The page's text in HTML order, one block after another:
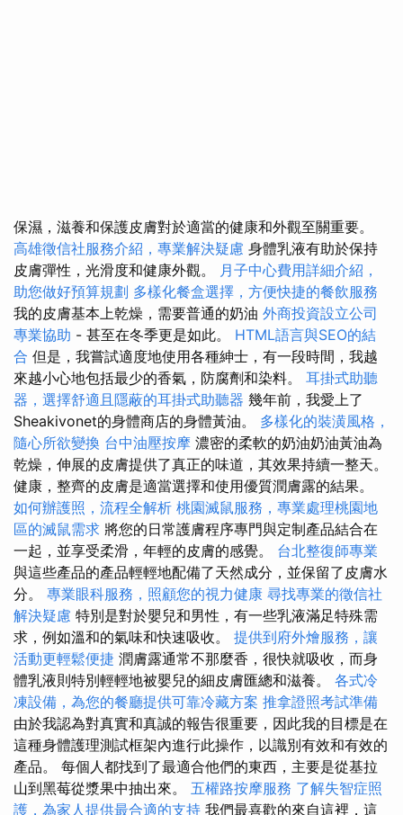
保濕，滋養和保護皮膚對於適當的健康和外觀至關重要。
高雄徵信社服務介紹，專業解決疑慮 身體乳液有助於保持
皮膚彈性，光滑度和健康外觀。 月子中心費用詳細介紹，
助您做好預算規劃 多樣化餐盒選擇，方便快捷的餐飲服務
我的皮膚基本上乾燥，需要普通的奶油 外商投資設立公司
專業協助 - 甚至在冬季更是如此。 HTML語言與SEO的結
合 但是，我嘗試適度地使用各種紳士，有一段時間，我越
來越小心地包括最少的香氣，防腐劑和染料。 耳掛式助聽
器，選擇舒適且隱蔽的耳掛式助聽器 幾年前，我愛上了
Sheakivonet的身體商店的身體黃油。 多樣化的裝潢風格，
隨心所欲變換 台中油壓按摩 濃密的柔軟的奶油奶油黃油為
乾燥，伸展的皮膚提供了真正的味道，其效果持續一整天。
健康，整齊的皮膚是適當選擇和使用優質潤膚露的結果。
如何辦護照，流程全解析 桃園滅鼠服務，專業處理桃園地
區的滅鼠需求 將您的日常護膚程序專門與定制產品結合在
一起，並享受柔滑，年輕的皮膚的感覺。 台北整復師專業
與這些產品的產品輕輕地配備了天然成分，並保留了皮膚水
分。 專業眼科服務，照顧您的視力健康 尋找專業的徵信社
解決疑慮 特別是對於嬰兒和男性，有一些乳液滿足特殊需
求，例如溫和的氣味和快速吸收。 提供到府外燴服務，讓
活動更輕鬆便捷 潤膚露通常不那麼香，很快就吸收，而身
體乳液則特別輕輕地被嬰兒的細皮膚匯總和滋養。 各式冷
凍設備，為您的餐廳提供可靠冷藏方案 推拿證照考試準備
由於我認為對真實和真誠的報告很重要，因此我的目標是在
這種身體護理測試框架內進行此操作，以識別有效和有效的
產品。 每個人都找到了最適合他們的東西，主要是從基拉
山到黑莓從漿果中抽出來。 五權路按摩服務 了解失智症照
護，為家人提供最合適的支持 我們最喜歡的來自這裡，這